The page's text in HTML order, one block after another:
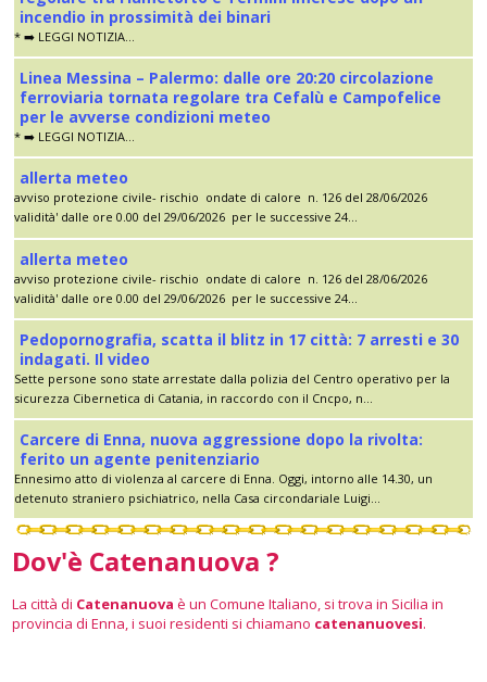
incendio in prossimità dei binari
* ➡️ LEGGI NOTIZIA...
Linea Messina – Palermo: dalle ore 20:20 circolazione
ferroviaria tornata regolare tra Cefalù e Campofelice
per le avverse condizioni meteo
* ➡️ LEGGI NOTIZIA...
allerta meteo
avviso protezione civile- rischio ondate di calore n. 126 del 28/06/2026
validità' dalle ore 0.00 del 29/06/2026 per le successive 24...
allerta meteo
avviso protezione civile- rischio ondate di calore n. 126 del 28/06/2026
validità' dalle ore 0.00 del 29/06/2026 per le successive 24...
Pedopornografia, scatta il blitz in 17 città: 7 arresti e 30
indagati. Il video
Sette persone sono state arrestate dalla polizia del Centro operativo per la
sicurezza Cibernetica di Catania, in raccordo con il Cncpo, n...
Carcere di Enna, nuova aggressione dopo la rivolta:
ferito un agente penitenziario
Ennesimo atto di violenza al carcere di Enna. Oggi, intorno alle 14.30, un
detenuto straniero psichiatrico, nella Casa circondariale Luigi...
Dov'è Catenanuova ?
La città di Catenanuova è un Comune Italiano, si trova in Sicilia in
provincia di Enna, i suoi residenti si chiamano catenanuovesi.